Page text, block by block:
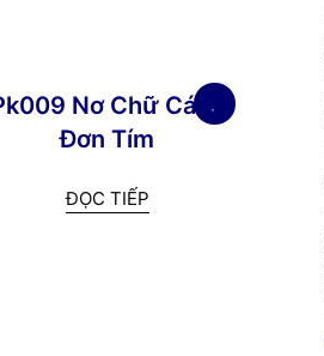
Nơ Chữ Cánh
Đơn Tím
ĐỌC TIẾP